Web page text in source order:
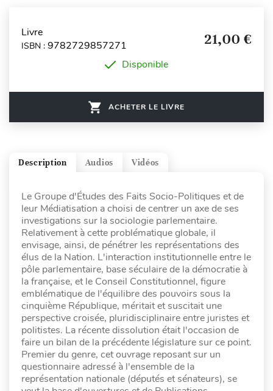
Livre
ISBN : 9782729857271 21,00 €
Disponible
ACHETER LE LIVRE
Vidéos
Audios
Description
Le Groupe d'Études des Faits Socio-Politiques et de
leur Médiatisation a choisi de centrer un axe de ses
investigations sur la sociologie parlementaire.
Relativement à cette problématique globale, il
envisage, ainsi, de pénétrer les représentations des
élus de la Nation. L'interaction institutionnelle entre le
pôle parlementaire, base séculaire de la démocratie à
la française, et le Conseil Constitutionnel, figure
emblématique de l'équilibre des pouvoirs sous la
cinquième République, méritait et suscitait une
perspective croisée, pluridisciplinaire entre juristes et
politistes. La récente dissolution était l'occasion de
faire un bilan de la précédente législature sur ce point.
Premier du genre, cet ouvrage reposant sur un
questionnaire adressé à l'ensemble de la
représentation nationale (députés et sénateurs), se